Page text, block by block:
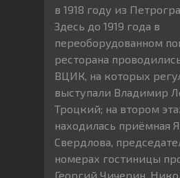
в 1918 году из
Здесь до 1919 года в
переоборудованном
ресторана
ВЦИК, на которых
выступали Владимир
Троцкий; на втором
находилась приёмная
Свердлова,
номерах гостиницы
Георгий Чичерин,